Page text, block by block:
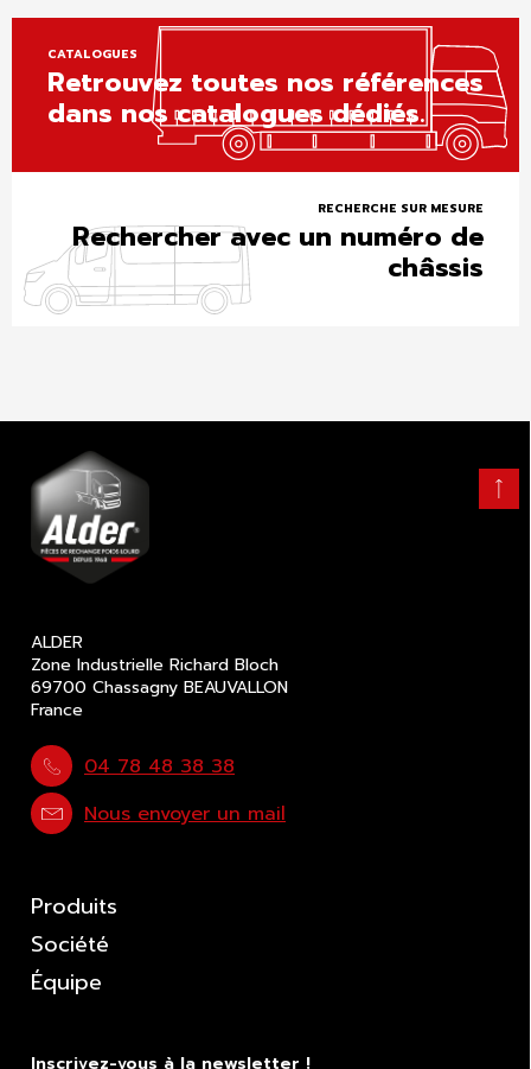
CATALOGUES
Retrouvez toutes nos références
dans nos catalogues dédiés.
RECHERCHE SUR MESURE
Rechercher avec un numéro de
châssis
Retour
haut
ALDER
Zone Industrielle Richard Bloch
69700 Chassagny BEAUVALLON
France
04 78 48 38 38
Nous envoyer un mail
Produits
Société
Équipe